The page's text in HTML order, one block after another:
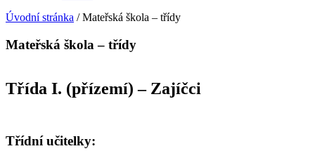
Úvodní stránka /Mateřská škola – třídy
Mateřská škola – třídy
Třída I. (přízemí) – Zajíčci
Třídní učitelky: